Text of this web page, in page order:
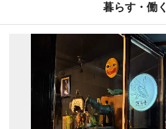
暮らす・働く